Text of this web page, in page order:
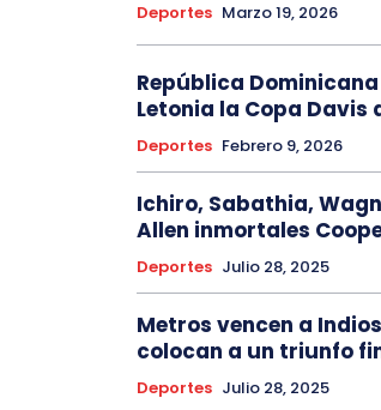
Deportes Marzo 19, 2026
República
Letonia la Copa Davis
Deportes Febrero 9, 2026
Ichiro, Sabathia,
Allen inmortales
Deportes Julio 28, 2025
Metros vencen a
colocan a un triunfo
Deportes Julio 28, 2025